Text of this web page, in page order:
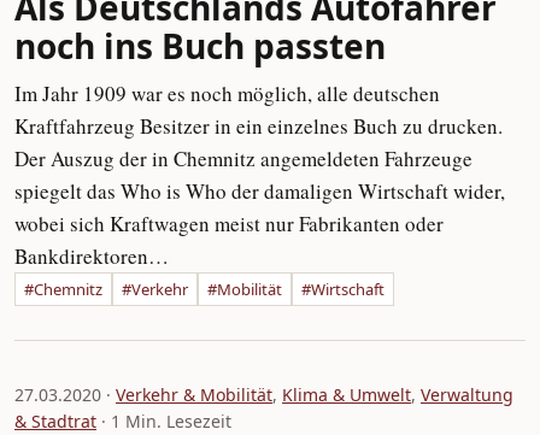
noch ins Buch passten
Im Jahr 1909 war es noch möglich, alle deutschen
Kraftfahrzeug Besitzer in ein einzelnes Buch zu drucken.
Der Auszug der in Chemnitz angemeldeten Fahrzeuge
spiegelt das Who is Who der damaligen Wirtschaft wider,
wobei sich Kraftwagen meist nur Fabrikanten oder
Bankdirektoren…
#Chemnitz #Verkehr #Mobilität #Wirtschaft
27.03.2020 · Verkehr & Mobilität, Klima & Umwelt, Verwaltung
& Stadtrat · 1 Min. Lesezeit